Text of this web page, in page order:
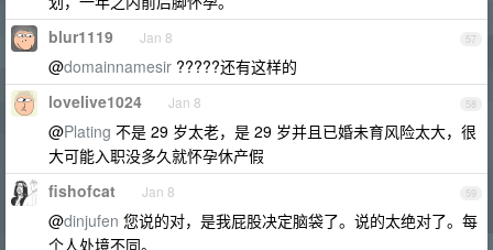
57
blur1119 Jan 8
@domainnamesir ?????还有这样的
58
lovelive1024 Jan 8
@Plating 不是 29 岁太老，是 29 岁并且已婚未育风险太大，很
大可能入职没多久就怀孕休产假
59
fishofcat Jan 8
@dinjufen 您说的对，是我屁股决定脑袋了。说的太绝对了。每
个人处境不同。